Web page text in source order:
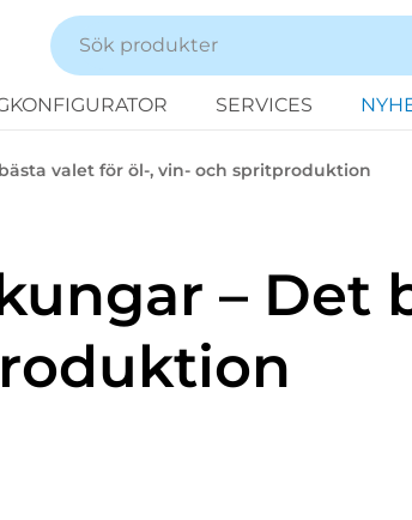
SERVICES
valet för öl-, vin- och spritproduktion
– Det